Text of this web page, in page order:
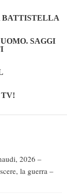
BATTISTELLA
SAGGI
TV!
2026 –
la guerra –